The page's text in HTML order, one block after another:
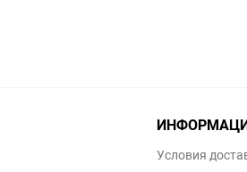
Условия